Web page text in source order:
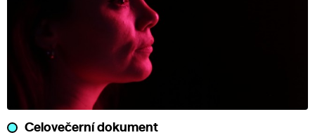
Celovečerní dokument